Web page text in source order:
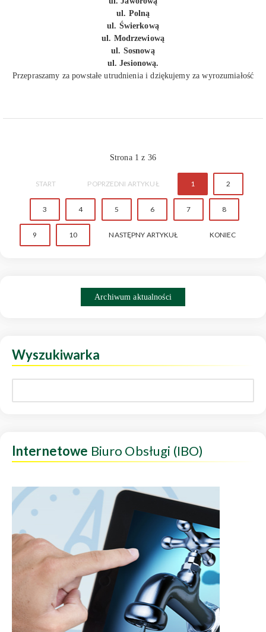
ul. Polną
ul. Świerkową
ul. Modrzewiową
ul. Sosnową
ul. Jesionową.
Przepraszamy za powstałe utrudnienia i dziękujemy za wyrozumiałość
Strona 1 z 36
START POPRZEDNI ARTYKUŁ 1 2
3 4 5 6 7 8
9 10 NASTĘPNY ARTYKUŁ KONIEC
Archiwum aktualności
Wyszukiwarka
Internetowe Biuro Obsługi (IBO)